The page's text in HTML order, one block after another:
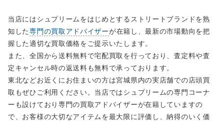
当店にはシュプリームをはじめとするストリートブランドを熟
知した専門の買取アドバイザーが在籍し、最新の市場動向を把
握した適切な買取価格をご提示いたします。
また、全国から送料無料で宅配買取を行っており、査定料や査
定キャンセル時の返送料も無料で承っております。
東北などお近くにお住まいの方は宮城県内の実店舗での店頭買
取もぜひご利用ください。当店ではシュプリームの専門コーナ
ーも設けており専門の買取アドバイザーが在籍していますの
で、お客様の大切なアイテムを最大限に評価し、納得のいく価